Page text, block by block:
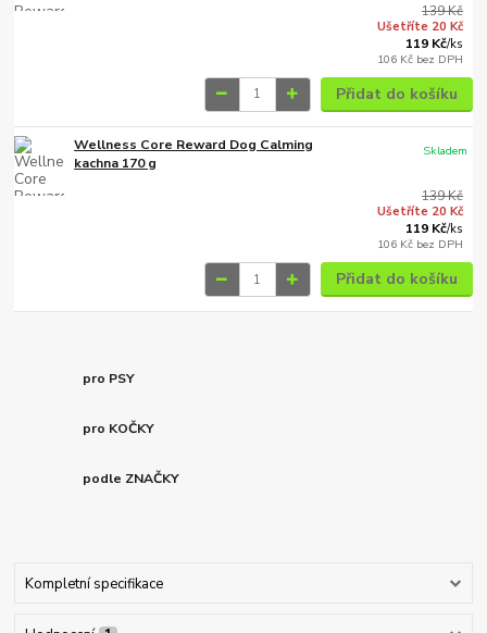
139 Kč
Ušetříte 20 Kč
119 Kč/ks
106 Kč bez DPH
Přidat do košíku
Wellness Core Reward Dog Calming
kachna 170 g
139 Kč
Ušetříte 20 Kč
119 Kč/ks
106 Kč bez DPH
Skladem
Přidat do košíku
pro PSY
pro KOČKY
podle ZNAČKY
Kompletní specifikace